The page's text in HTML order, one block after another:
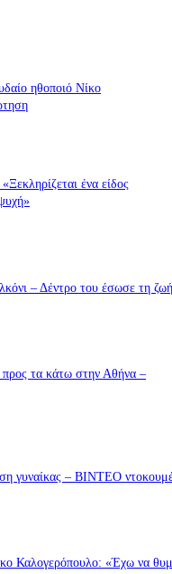
ηθοποιό Νίκο
ένα είδος
– Δέντρο του έσωσε τη ζωή
προς τα κάτω στην Αθήνα –
γυναίκας – ΒΙΝΤΕΟ
Καλογερόπουλο: «Έχω να